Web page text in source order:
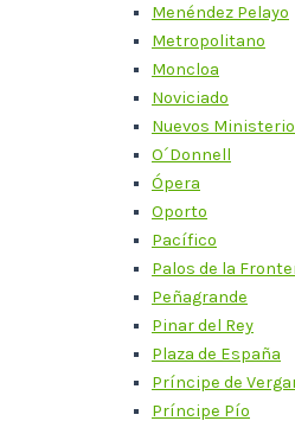
Menéndez Pelayo
Metropolitano
Moncloa
Noviciado
Nuevos
O´Donnell
Ópera
Oporto
Pacífico
Palos de la
Peñagrande
Pinar del Rey
Plaza de España
Príncipe de
Príncipe Pío